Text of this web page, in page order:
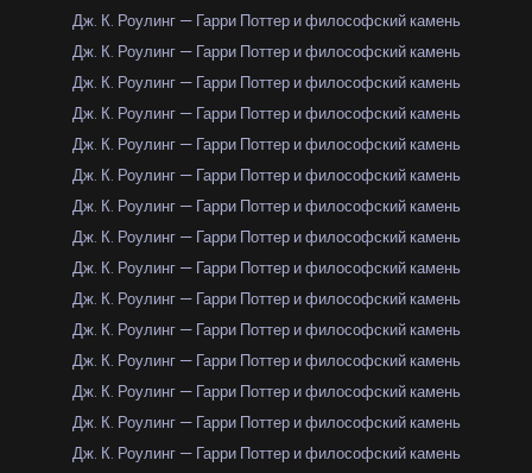
Дж. К. Роулинг — Гарри Поттер и философский камень
Дж. К. Роулинг — Гарри Поттер и философский камень
Дж. К. Роулинг — Гарри Поттер и философский камень
Дж. К. Роулинг — Гарри Поттер и философский камень
Дж. К. Роулинг — Гарри Поттер и философский камень
Дж. К. Роулинг — Гарри Поттер и философский камень
Дж. К. Роулинг — Гарри Поттер и философский камень
Дж. К. Роулинг — Гарри Поттер и философский камень
Дж. К. Роулинг — Гарри Поттер и философский камень
Дж. К. Роулинг — Гарри Поттер и философский камень
Дж. К. Роулинг — Гарри Поттер и философский камень
Дж. К. Роулинг — Гарри Поттер и философский камень
Дж. К. Роулинг — Гарри Поттер и философский камень
Дж. К. Роулинг — Гарри Поттер и философский камень
Дж. К. Роулинг — Гарри Поттер и философский камень